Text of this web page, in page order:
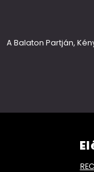
A Balaton Partján,